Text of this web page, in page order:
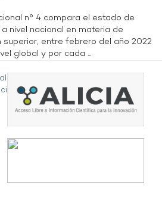
n° 4 compara el estado de
nivel nacional en materia de
entre febrero del año 2022
global y por cada ...
de la